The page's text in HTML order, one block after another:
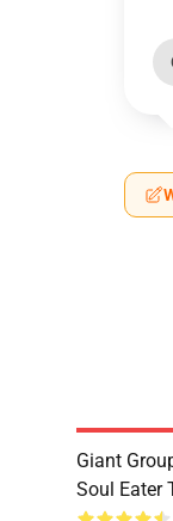
Giant
Soul Eater